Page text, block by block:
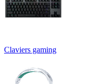
Claviers gaming